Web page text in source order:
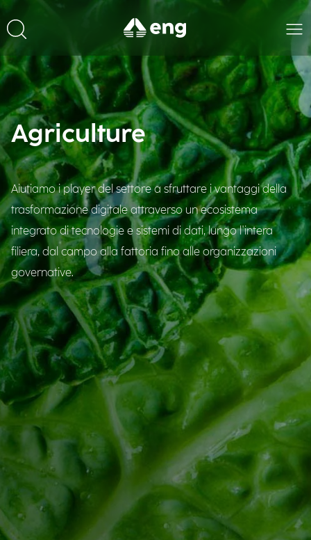
Agriculture
Aiutiamo i player del settore a sfruttare i vantaggi della
trasformazione digitale attraverso un ecosistema
integrato di tecnologie e sistemi di dati, lungo l'intera
filiera, dal campo alla fattoria fino alle organizzazioni
governative.